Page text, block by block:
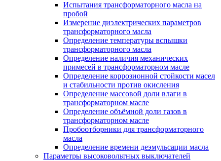
Испытания трансформаторного масла на
пробой
Измерение диэлектрических параметров
трансформаторного масла
Определение температуры вспышки
трансформаторного масла
Определение наличия механических
примесей в трансформаторном масле
Определение коррозионной стойкости масел
и стабильности против окисления
Определение массовой доли влаги в
трансформаторном масле
Определение объёмной доли газов в
трансформаторном масле
Пробоотборники для трансформаторного
масла
Определение времени деэмульсации масла
Параметры высоковольтных выключателей